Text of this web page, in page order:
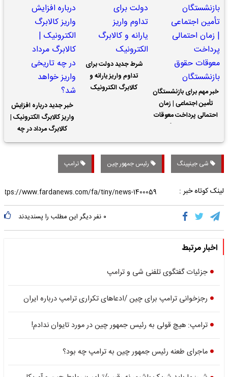
خبر مهم برای بازنشستگان
تأمین اجتماعی | زمان
احتمالی پرداخت معوقات
شرط جدید دولت برای
تداوم واریز یارانه و
کالابرگ الکترونیک
خبر جدید درباره افزایش
واریز کالابرگ الکترونیک |
کالابرگ مرداد در چه
تاریخی واریز خواهد شد؟
شی جینپینگ رئیس جمهور چین ترامپ
لینک کوتاه خبر :
۰ نفر دیگر این مطلب را پسندیدند
اخبار مرتبط
جزئیات گفتگوی تلفنی شی و ترامپ
رجزخوانی ترامپ برای چین /ادعاهای تکراری ترامپ درباره ایران
ترامپ: هیچ قولی به رئیس جمهور چین در مورد تایوان ندادم!
ماجرای طعنه رئیس جمهور چین به ترامپ چه بود؟